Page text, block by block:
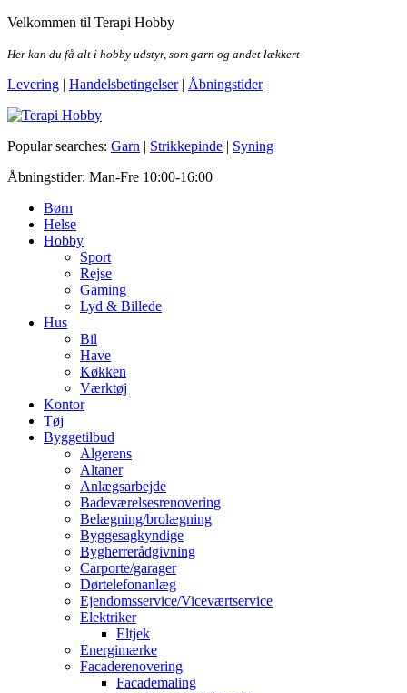
Skip
the
Velkommen til Terapi Hobby
Her kan du få alt i hobby udstyr, som garn og andet lækkert
Levering | Handelsbetingelser| Åbningstider
Terapi Hobby
Popular searches: Garn | Strikkepinde | Syning
Åbningstider: Man-Fre 10:00-16:00
Børn
Helse
Hobby
Sport
Rejse
Gaming
Lyd & Billede
Hus
Bil
Have
Køkken
Værktøj
Kontor
Tøj
Byggetilbud
Algerens
Altaner
Anlægsarbejde
Badeværelsesrenovering
Belægning/brolægning
Byggesagkyndige
Bygherrerådgivning
Carporte/garager
Dørtelefonanlæg
Ejendomsservice/Viceværtservice
Elektriker
Eltjek
Energimærke
Facaderenovering
Facademaling